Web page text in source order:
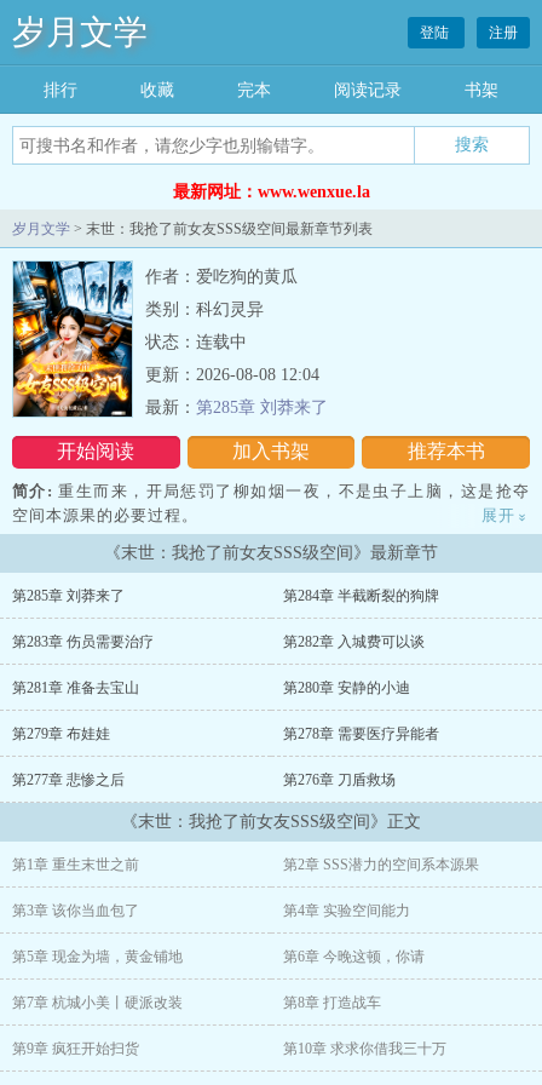
岁月文学 登陆 注册
排行 收藏 完本 阅读记录 书架
最新网址：www.wenxue.la
岁月文学 > 末世：我抢了前女友SSS级空间最新章节列表
作者：爱吃狗的黄瓜
类别：科幻灵异
状态：连载中
开始阅读 加入书架 推荐本书
更新：2026-08-08 12:04
最新： 第285章 刘莽来了
简介: 重生而来，开局惩罚了柳如烟一夜，不是虫子上脑，这是抢夺
空间本源果的必要过程。
\n别的强者在末世打丧尸、抢地盘，李长歌却在悠闲地在末日收集女
神卡。
别人眼中高高在上的女神强者，在李长歌眼里，却是一张张通往末世
顶峰的SSR卡。
他知道她们所有的秘密、弱点与未来的命运轨迹。
展开 »
《末世：我抢了前女友SSS级空间》最新章节
第285章 刘莽来了 第284章 半截断裂的狗牌
第283章 伤员需要治疗 第282章 入城费可以谈
第281章 准备去宝山 第280章 安静的小迪
第279章 布娃娃 第278章 需要医疗异能者
第277章 悲惨之后 第276章 刀盾救场
《末世：我抢了前女友SSS级空间》正文
第1章 重生末世之前 第2章 SSS潜力的空间系本源果
第3章 该你当血包了 第4章 实验空间能力
第5章 现金为墙，黄金铺地 第6章 今晚这顿，你请
第7章 杭城小美丨硬派改装 第8章 打造战车
第9章 疯狂开始扫货 第10章 求求你借我三十万